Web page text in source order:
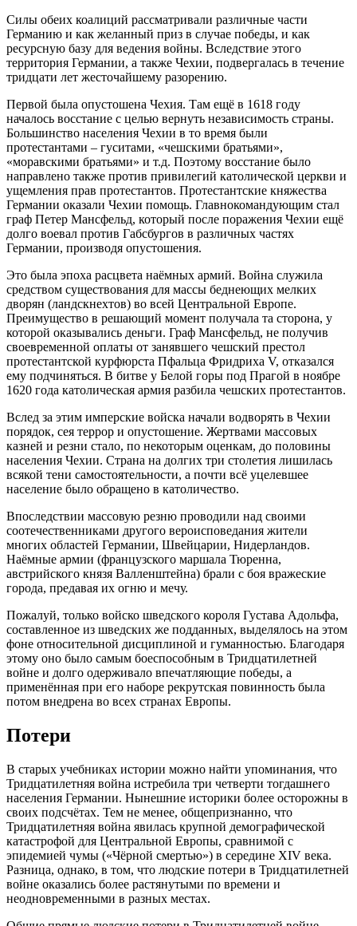
Силы обеих коалиций рассматривали различные части
Германию и как желанный приз в случае победы, и как
ресурсную базу для ведения войны. Вследствие этого
территория Германии, а также Чехии, подвергалась в течение
тридцати лет жесточайшему разорению.
Первой была опустошена Чехия. Там ещё в 1618 году
началось восстание с целью вернуть независимость страны.
Большинство населения Чехии в то время были
протестантами – гуситами, «чешскими братьями»,
«моравскими братьями» и т.д. Поэтому восстание было
направлено также против привилегий католической церкви и
ущемления прав протестантов. Протестантские княжества
Германии оказали Чехии помощь. Главнокомандующим стал
граф Петер Мансфельд, который после поражения Чехии ещё
долго воевал против Габсбургов в различных частях
Германии, производя опустошения.
Это была эпоха расцвета наёмных армий. Война служила
средством существования для массы беднеющих мелких
дворян (ландскнехтов) во всей Центральной Европе.
Преимущество в решающий момент получала та сторона, у
которой оказывались деньги. Граф Мансфельд, не получив
своевременной оплаты от занявшего чешский престол
протестантской курфюрста Пфальца Фридриха V, отказался
ему подчиняться. В битве у Белой горы под Прагой в ноябре
1620 года католическая армия разбила чешских протестантов.
Вслед за этим имперские войска начали водворять в Чехии
порядок, сея террор и опустошение. Жертвами массовых
казней и резни стало, по некоторым оценкам, до половины
населения Чехии. Страна на долгих три столетия лишилась
всякой тени самостоятельности, а почти всё уцелевшее
население было обращено в католичество.
Впоследствии массовую резню проводили над своими
соотечественниками другого вероисповедания жители
многих областей Германии, Швейцарии, Нидерландов.
Наёмные армии (французского маршала Тюренна,
австрийского князя Валленштейна) брали с боя вражеские
города, предавая их огню и мечу.
Пожалуй, только войско шведского короля Густава Адольфа,
составленное из шведских же подданных, выделялось на этом
фоне относительной дисциплиной и гуманностью. Благодаря
этому оно было самым боеспособным в Тридцатилетней
войне и долго одерживало впечатляющие победы, а
применённая при его наборе рекрутская повинность была
потом внедрена во всех странах Европы.
Потери
В старых учебниках истории можно найти упоминания, что
Тридцатилетняя война истребила три четверти тогдашнего
населения Германии. Нынешние историки более осторожны в
своих подсчётах. Тем не менее, общепризнанно, что
Тридцатилетняя война явилась крупной демографической
катастрофой для Центральной Европы, сравнимой с
эпидемией чумы («Чёрной смертью») в середине XIV века.
Разница, однако, в том, что людские потери в Тридцатилетней
войне оказались более растянутыми по времени и
неодновременными в разных местах.